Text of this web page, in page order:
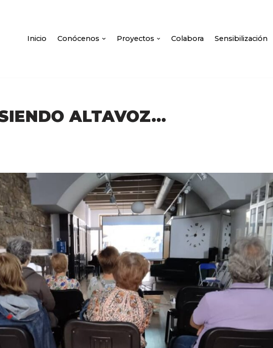
Inicio Conócenos Proyectos Colabora Sensibilización
ALTAVOZ…